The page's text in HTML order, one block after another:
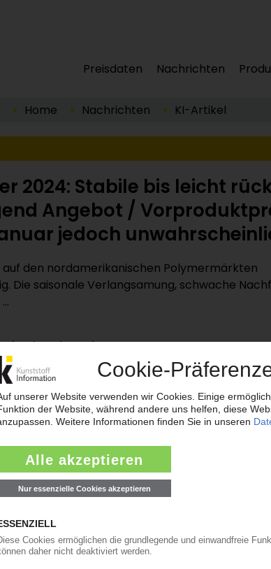
Preisdaten Nachrichten
Home Nachrichten KI-Artikel
2024: Stabile bis leicht
Angebot /
jedoch
den nordamerikanischen Polymermärkten
Die saisonale Verlangsamung, schwache
Bitte beachten Sie:
zu den Inhalten im KIWeb ist ein Login
erforderlich!
mit einem KI Abo:
KI Zugang
jährlich kündbar
ab99€